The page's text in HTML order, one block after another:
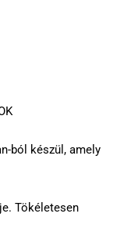
ból készül, amely
Tökéletesen